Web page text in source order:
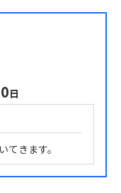
日
きます。